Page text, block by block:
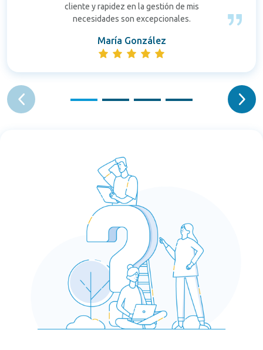
cliente y rapidez en la gestión de mis
necesidades son excepcionales.
María González